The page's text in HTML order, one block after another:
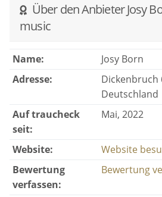
Über den Anbieter Josy
music
Name:
Josy Born
Adresse:
Dickenbruch
Deutschland
Auf traucheck
seit:
Mai, 2022
Website:
Website
Bewertung
verfassen:
Bewertung